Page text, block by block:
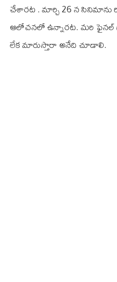
చేశారట . మార్చి 26 న సినిమాను
ఆలోచనలో ఉన్నారట. మరి ఫైనల్
లేక మారుస్తారా అనేది చూడాలి.